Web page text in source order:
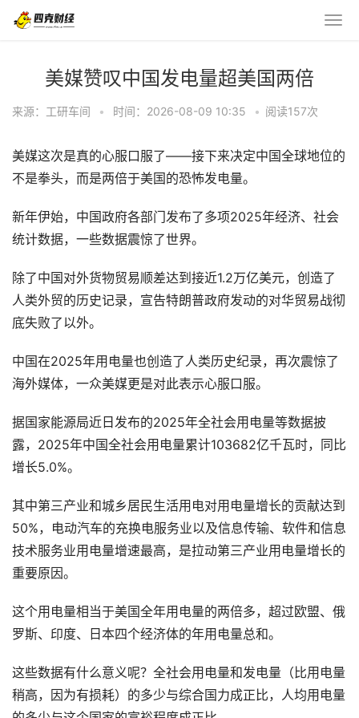
美媒赞叹中国发电量超美国两倍
来源：工研车间 • 时间：2026-08-09 10:35 • 阅读157次
美媒这次是真的心服口服了——接下来决定中国全球地位的
不是拳头，而是两倍于美国的恐怖发电量。
新年伊始，中国政府各部门发布了多项2025年经济、社会
统计数据，一些数据震惊了世界。
除了中国对外货物贸易顺差达到接近1.2万亿美元，创造了
人类外贸的历史记录，宣告特朗普政府发动的对华贸易战彻
底失败了以外。
中国在2025年用电量也创造了人类历史纪录，再次震惊了
海外媒体，一众美媒更是对此表示心服口服。
据国家能源局近日发布的2025年全社会用电量等数据披
露，2025年中国全社会用电量累计103682亿千瓦时，同比
增长5.0%。
其中第三产业和城乡居民生活用电对用电量增长的贡献达到
50%，电动汽车的充换电服务业以及信息传输、软件和信息
技术服务业用电量增速最高，是拉动第三产业用电量增长的
重要原因。
这个用电量相当于美国全年用电量的两倍多，超过欧盟、俄
罗斯、印度、日本四个经济体的年用电量总和。
这些数据有什么意义呢？全社会用电量和发电量（比用电量
稍高，因为有损耗）的多少与综合国力成正比，人均用电量